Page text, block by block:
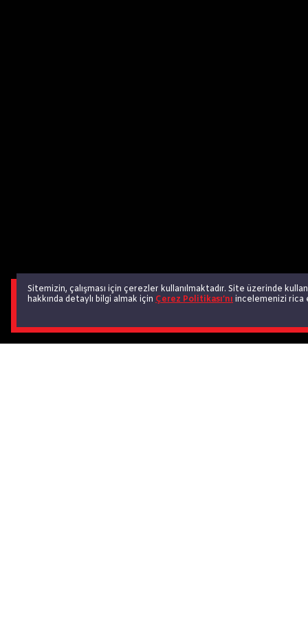
Sitemizin, çalışması için çerezler kullanılmaktadır. Site üzerinde
hakkında detaylı bilgi almak için Çerez Politikası’nı incelemenizi rica